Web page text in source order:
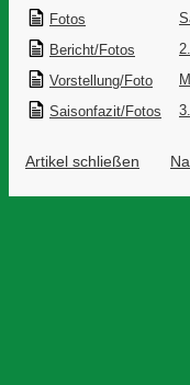
Fotos
Bericht/Fotos
Vorstellung/Foto
Saisonfazit/Fotos
Artikel schließen